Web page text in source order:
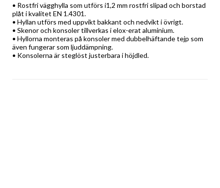
• Rostfri vägghylla som utförs i1,2 mm rostfri slipad och borstad
plåt i kvalitet EN 1.4301.
• Hyllan utförs med uppvikt bakkant och nedvikt i övrigt.
• Skenor och konsoler tillverkas i elox-erat aluminium.
• Hyllorna monteras på konsoler med dubbelhäftande tejp som
även fungerar som ljuddämpning.
• Konsolerna är steglöst justerbara i höjdled.